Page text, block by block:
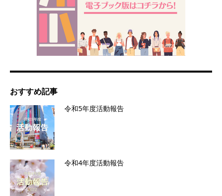
おすすめ記事
令和5年度活動報告
令和4年度活動報告